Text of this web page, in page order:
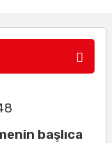
başlıca